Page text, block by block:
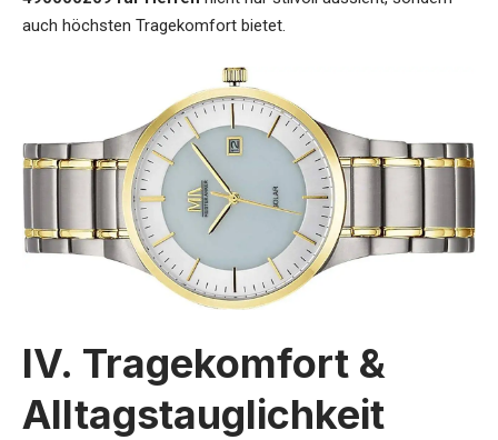
auch höchsten Tragekomfort bietet.
IV. Tragekomfort &
Alltagstauglichkeit